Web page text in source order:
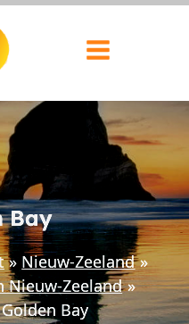
Bay
Nieuw-Zeeland
Nieuw-Zeeland
Golden Bay